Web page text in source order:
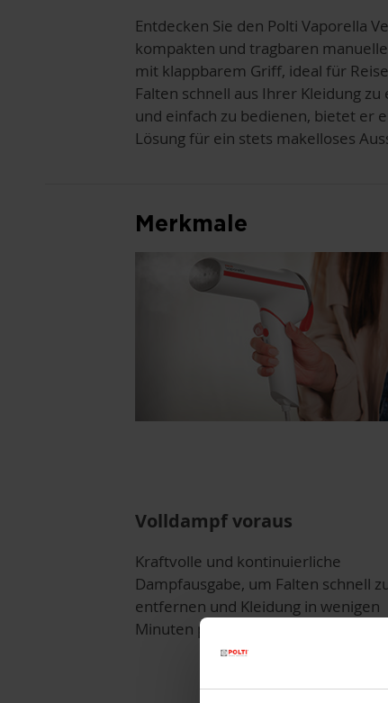
Entdecken Sie den Polti Vaporella
kompakten und tragbaren
mit klappbarem Griff, ideal für
Falten schnell aus Ihrer Kleidung
und einfach zu bedienen, bietet er
Lösung für ein stets makelloses
Merkmale
Volldampf voraus
Kraftvolle und kontinuierliche
Dampfausgabe, um Falten schnell
entfernen und Kleidung in wenigen
Minuten perfekt aufzufrischen.